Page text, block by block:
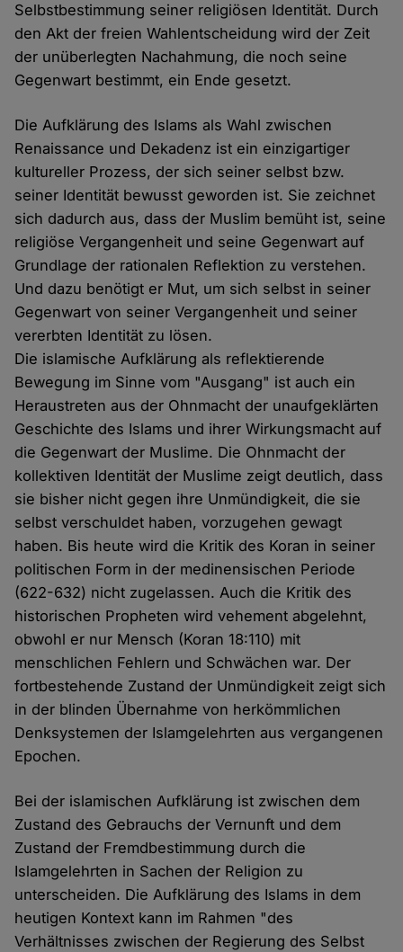
Selbstbestimmung seiner religiösen Identität. Durch
den Akt der freien Wahlentscheidung wird der Zeit
der unüberlegten Nachahmung, die noch seine
Gegenwart bestimmt, ein Ende gesetzt.
Die Aufklärung des Islams als Wahl zwischen
Renaissance und Dekadenz ist ein einzigartiger
kultureller Prozess, der sich seiner selbst bzw.
seiner Identität bewusst geworden ist. Sie zeichnet
sich dadurch aus, dass der Muslim bemüht ist, seine
religiöse Vergangenheit und seine Gegenwart auf
Grundlage der rationalen Reflektion zu verstehen.
Und dazu benötigt er Mut, um sich selbst in seiner
Gegenwart von seiner Vergangenheit und seiner
vererbten Identität zu lösen.
Die islamische Aufklärung als reflektierende
Bewegung im Sinne vom "Ausgang" ist auch ein
Heraustreten aus der Ohnmacht der unaufgeklärten
Geschichte des Islams und ihrer Wirkungsmacht auf
die Gegenwart der Muslime. Die Ohnmacht der
kollektiven Identität der Muslime zeigt deutlich, dass
sie bisher nicht gegen ihre Unmündigkeit, die sie
selbst verschuldet haben, vorzugehen gewagt
haben. Bis heute wird die Kritik des Koran in seiner
politischen Form in der medinensischen Periode
(622-632) nicht zugelassen. Auch die Kritik des
historischen Propheten wird vehement abgelehnt,
obwohl er nur Mensch (Koran 18:110) mit
menschlichen Fehlern und Schwächen war. Der
fortbestehende Zustand der Unmündigkeit zeigt sich
in der blinden Übernahme von herkömmlichen
Denksystemen der Islamgelehrten aus vergangenen
Epochen.
Bei der islamischen Aufklärung ist zwischen dem
Zustand des Gebrauchs der Vernunft und dem
Zustand der Fremdbestimmung durch die
Islamgelehrten in Sachen der Religion zu
unterscheiden. Die Aufklärung des Islams in dem
heutigen Kontext kann im Rahmen "des
Verhältnisses zwischen der Regierung des Selbst